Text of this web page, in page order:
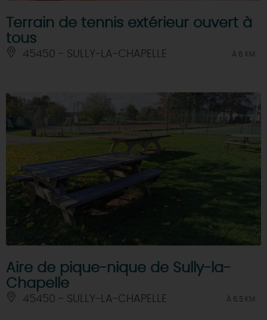
Terrain de tennis extérieur ouvert à
tous
45450 - SULLY-LA-CHAPELLE À 6 KM
Aire de pique-nique de Sully-la-
Chapelle
45450 - SULLY-LA-CHAPELLE À 6.5 KM